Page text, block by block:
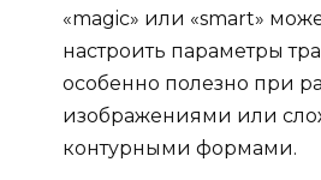
«magic» или «smart»
настроить параметры
особенно полезно при
изображениями или
контурными формами.